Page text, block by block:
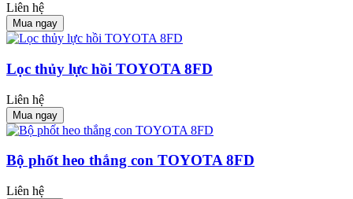
Liên hệ
Mua ngay
Lọc thủy lực hồi TOYOTA 8FD
Liên hệ
Mua ngay
Bộ phốt heo thắng con TOYOTA 8FD
Liên hệ